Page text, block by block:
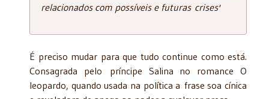
relacionados com possíveis e futuras crises'
É preciso mudar para que tudo continue como está.
Consagrada pelo príncipe Salina no romance O
leopardo, quando usada na política a frase soa cínica